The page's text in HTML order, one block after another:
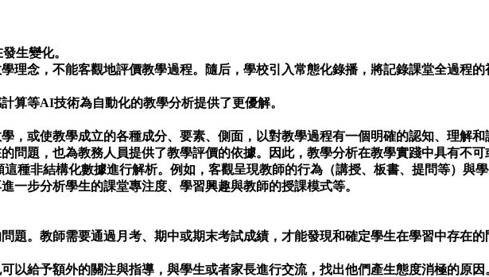
生變化。
理念，不能客觀地評價教學過程。隨后，學校引入常態化錄播，將記錄課堂全過程
算等AI技術為自動化的教學分析提供了更優解。
，或使教學成立的各種成分、要素、側面，以對教學過程有一個明確的認知、理解和
問題，也為教務人員提供了教學評價的依據。因此，教學分析在教學實踐中具有不可
種非結構化數據進行解析。例如，客觀呈現教師的行為（講授、板書、提問等）與
一步分析學生的課堂專注度、學習興趣與教師的授課模式等。
題。教師需要通過月考、期中或期末考試成績，才能發現和確定學生在學習中存在
以給予額外的關注與指導，與學生或者家長進行交流，找出他們產生態度消極的原因